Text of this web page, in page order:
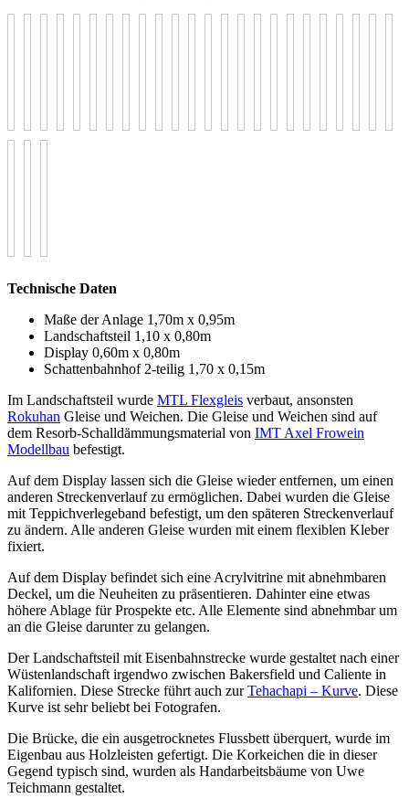
Technische Daten
Maße der Anlage 1,70m x 0,95m
Landschaftsteil 1,10 x 0,80m
Display 0,60m x 0,80m
Schattenbahnhof 2-teilig 1,70 x 0,15m
Im Landschaftsteil wurde MTL Flexgleis verbaut, ansonsten
Rokuhan Gleise und Weichen. Die Gleise und Weichen sind auf
dem Resorb-Schalldämmungsmaterial von IMT Axel Frowein
Modellbau befestigt.
Auf dem Display lassen sich die Gleise wieder entfernen, um einen
anderen Streckenverlauf zu ermöglichen. Dabei wurden die Gleise
mit Teppichverlegeband befestigt, um den späteren Streckenverlauf
zu ändern. Alle anderen Gleise wurden mit einem flexiblen Kleber
fixiert.
Auf dem Display befindet sich eine Acrylvitrine mit abnehmbaren
Deckel, um die Neuheiten zu präsentieren. Dahinter eine etwas
höhere Ablage für Prospekte etc. Alle Elemente sind abnehmbar um
an die Gleise darunter zu gelangen.
Der Landschaftsteil mit Eisenbahnstrecke wurde gestaltet nach einer
Wüstenlandschaft irgendwo zwischen Bakersfield und Caliente in
Kalifornien. Diese Strecke führt auch zurTehachapi – Kurve. Diese
Kurve ist sehr beliebt bei Fotografen.
Die Brücke, die ein ausgetrocknetes Flussbett überquert, wurde im
Eigenbau aus Holzleisten gefertigt. Die Korkeichen die in dieser
Gegend typisch sind, wurden als Handarbeitsbäume von Uwe
Teichmann gestaltet.